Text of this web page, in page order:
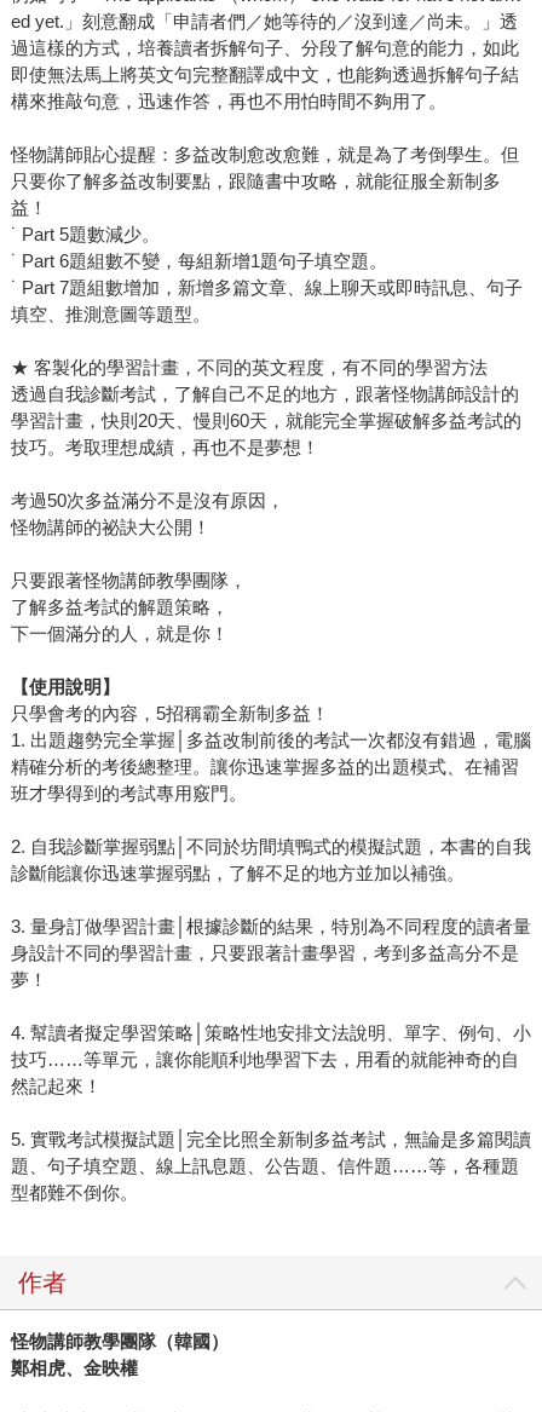
ed yet.」刻意翻成「申請者們／她等待的／沒到達／尚未。」透
過這樣的方式，培養讀者拆解句子、分段了解句意的能力，如此
即使無法馬上將英文句完整翻譯成中文，也能夠透過拆解句子結
構來推敲句意，迅速作答，再也不用怕時間不夠用了。
怪物講師貼心提醒：多益改制愈改愈難，就是為了考倒學生。但
只要你了解多益改制要點，跟隨書中攻略，就能征服全新制多
益！
˙ Part 5題數減少。
˙ Part 6題組數不變，每組新增1題句子填空題。
˙ Part 7題組數增加，新增多篇文章、線上聊天或即時訊息、句子
填空、推測意圖等題型。
★ 客製化的學習計畫，不同的英文程度，有不同的學習方法
透過自我診斷考試，了解自己不足的地方，跟著怪物講師設計的
學習計畫，快則20天、慢則60天，就能完全掌握破解多益考試的
技巧。考取理想成績，再也不是夢想！
考過50次多益滿分不是沒有原因，
怪物講師的祕訣大公開！
只要跟著怪物講師教學團隊，
了解多益考試的解題策略，
下一個滿分的人，就是你！
【使用說明】
只學會考的內容，5招稱霸全新制多益！
1. 出題趨勢完全掌握│多益改制前後的考試一次都沒有錯過，電腦
精確分析的考後總整理。讓你迅速掌握多益的出題模式、在補習
班才學得到的考試專用竅門。
2. 自我診斷掌握弱點│不同於坊間填鴨式的模擬試題，本書的自我
診斷能讓你迅速掌握弱點，了解不足的地方並加以補強。
3. 量身訂做學習計畫│根據診斷的結果，特別為不同程度的讀者量
身設計不同的學習計畫，只要跟著計畫學習，考到多益高分不是
夢！
4. 幫讀者擬定學習策略│策略性地安排文法說明、單字、例句、小
技巧……等單元，讓你能順利地學習下去，用看的就能神奇的自
然記起來！
5. 實戰考試模擬試題│完全比照全新制多益考試，無論是多篇閱讀
題、句子填空題、線上訊息題、公告題、信件題……等，各種題
型都難不倒你。
作者
怪物講師教學團隊（韓國）
鄭相虎、金映權